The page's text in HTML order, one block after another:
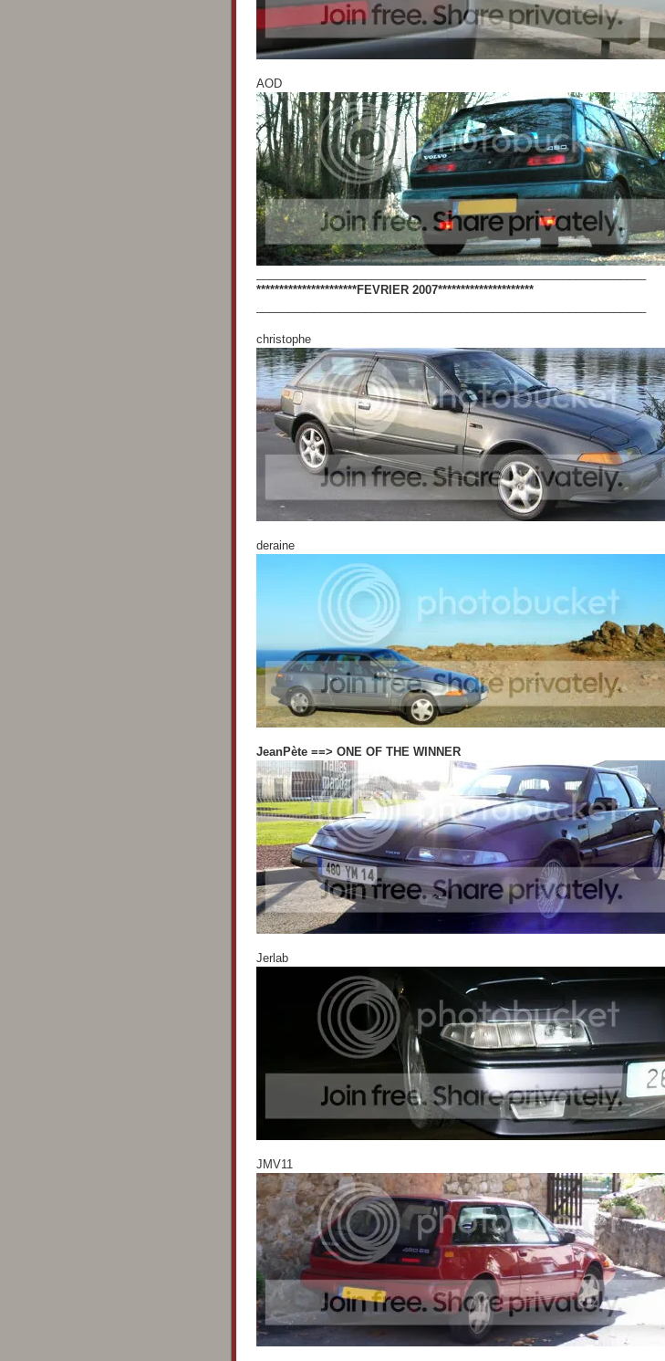
AOD
**********************FEVRIER 2007*********************
christophe
deraine
JeanPète ==> ONE OF THE WINNER
Jerlab
JMV11